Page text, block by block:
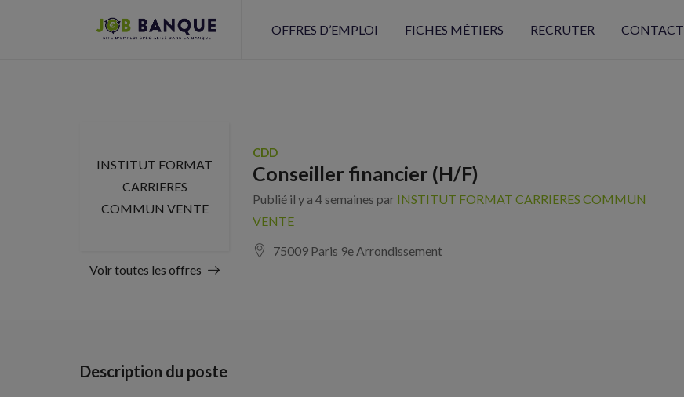
OFFRES D’EMPLOI FICHES MÉTIERS RECRUTER CONTACT
INSTITUT FORMAT
CARRIERES
COMMUN VENTE
Voir toutes les offres
CDD
Conseiller financier (H/F)
Publié il y a 4 semaines par INSTITUT FORMAT CARRIERES COMMUN
VENTE
75009 Paris 9e Arrondissement
Description du poste